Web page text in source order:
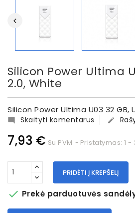
Silicon Power Ultima
2.0, White
Silicon Power Ultima U03 32 GB,
 Skaityti komentarus 
7,93 € Su PVM Pristatymas: 1
PRIDĖTI Į KREPŠELĮ
 Prekė parduotuvės